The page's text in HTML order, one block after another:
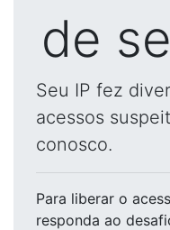
de
Seu IP fez
acessos
conosco.
Para liberar o
responda ao